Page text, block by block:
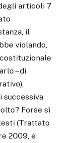
articoli 7
il
violando,
– di
Forse sì
(Trattato
2009, e